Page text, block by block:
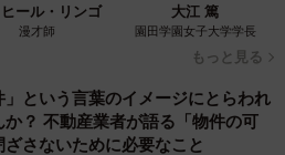
ール・リンゴ
漫才師
大江 篤
園田学園女子大学学長
もっと見る
」という言葉のイメージにとらわれ
か？ 不動産業者が語る「物件の可
さないために必要なこと